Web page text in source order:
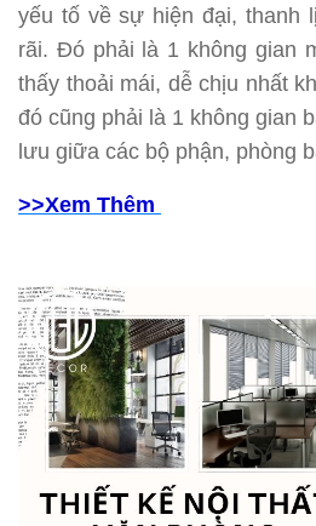
yếu tố về sự hiện đại, thanh
rãi. Đó phải là 1 không gian
thấy thoải mái, dễ chịu nhất
đó cũng phải là 1 không gian
lưu giữa các bộ phận, phòng
>>Xem Thêm